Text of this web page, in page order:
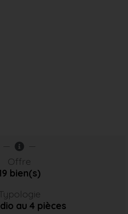
Offre
bien(s)
au 4 pièces